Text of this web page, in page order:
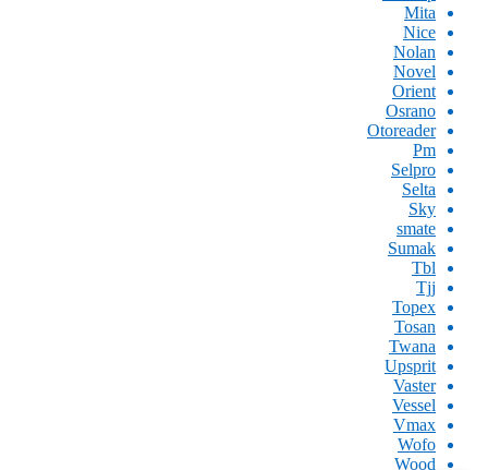
Mita
Nice
Nolan
Novel
Orient
Osrano
Otoreader
Pm
Selpro
Selta
Sky
smate
Sumak
Tbl
Tjj
Topex
Tosan
Twana
Upsprit
Vaster
Vessel
Vmax
Wofo
Wood